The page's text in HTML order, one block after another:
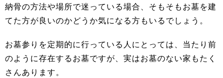
納骨の方法や場所で迷っている場合、そもそもお墓を建
てた方が良いのかどうか気になる方もいるでしょう。
お墓参りを定期的に行っている人にとっては、当たり前
のように存在するお墓ですが、実はお墓のない家もたく
さんあります。